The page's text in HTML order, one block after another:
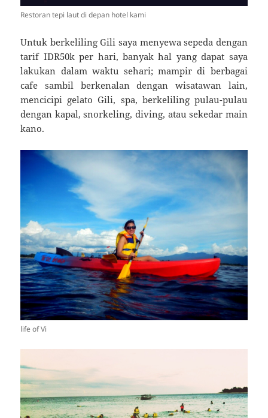
Restoran tepi laut di depan hotel kami
Untuk berkeliling Gili saya menyewa sepeda dengan
tarif IDR50k per hari, banyak hal yang dapat saya
lakukan dalam waktu sehari; mampir di berbagai
cafe sambil berkenalan dengan wisatawan lain,
mencicipi gelato Gili, spa, berkeliling pulau-pulau
dengan kapal, snorkeling, diving, atau sekedar main
kano.
life of Vi